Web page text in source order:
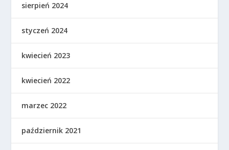
sierpień 2024
styczeń 2024
kwiecień 2023
kwiecień 2022
marzec 2022
październik 2021